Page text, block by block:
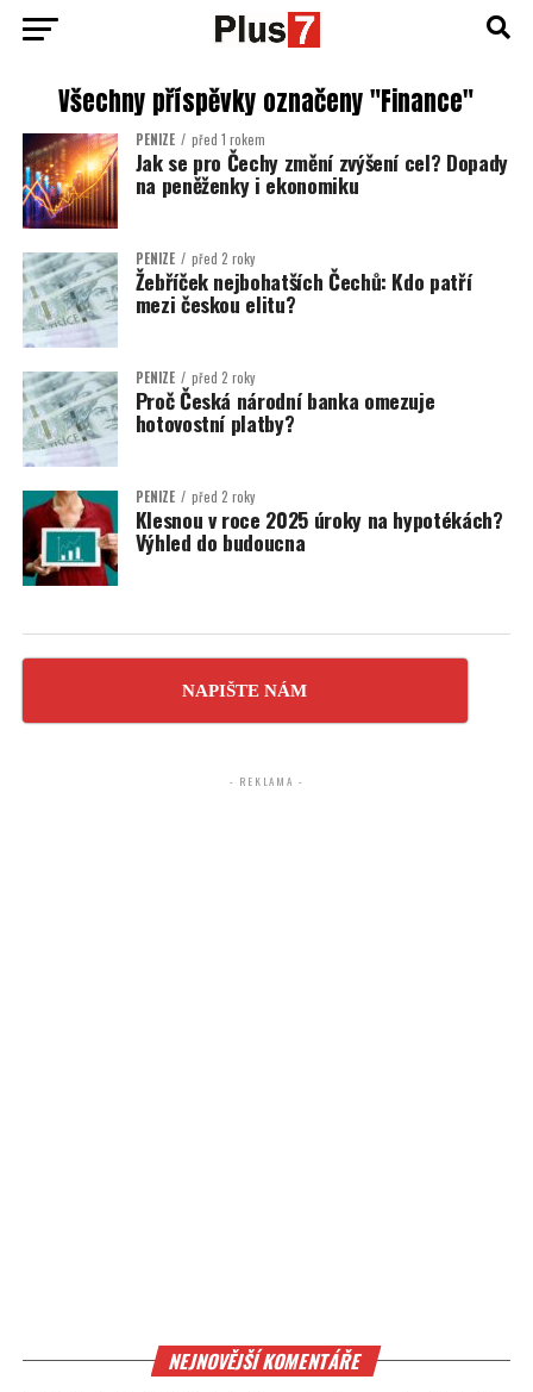
Všechny příspěvky označeny "Finance"
PENÍZE před 1 rokem
Jak se pro Čechy změní zvýšení cel? Dopady
na peněženky i ekonomiku
PENÍZE před 2 roky
Žebříček nejbohatších Čechů: Kdo patří
mezi českou elitu?
PENÍZE před 2 roky
Proč Česká národní banka omezuje
hotovostní platby?
PENÍZE před 2 roky
Klesnou v roce 2025 úroky na hypotékách?
Výhled do budoucna
NAPIŠTE NÁM
- REKLAMA -
NEJNOVĚJŠÍ KOMENTÁŘE